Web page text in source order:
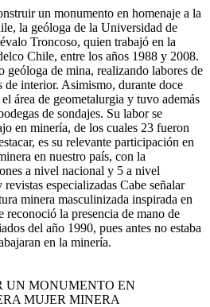
un monumento en homenaje a la
la geóloga de la Universidad de
Troncoso, quien trabajó en la
Chile, entre los años 1988 y 2008.
geóloga de mina, realizando labores de
de interior. Asimismo, durante doce
área de geometalurgia y tuvo además
de sondajes. Su labor se
en minería, de los cuales 23 fueron
es su relevante participación en
en nuestro país, con la
a nivel nacional y 5 a nivel
especializadas Cabe señalar
minera masculinizada inspirada en
reconoció la presencia de mano de
del año 1990, pues antes no estaba
en la minería.
UN MONUMENTO EN
MUJER MINERA